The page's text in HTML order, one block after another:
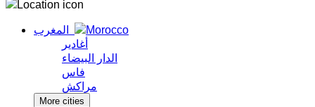
المغرب
أغادير
الدار البيضاء
فاس
مراكش
More cities